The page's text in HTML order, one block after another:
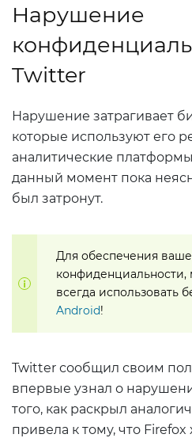
Нарушение
Twitter
Нарушение затрагивает
которые используют его
аналитические
данный момент пока
был затронут.
Для обеспечения
всегда использовать
Android!
Twitter сообщил своим
впервые узнал о
того, как раскрыл
привела к тому, что